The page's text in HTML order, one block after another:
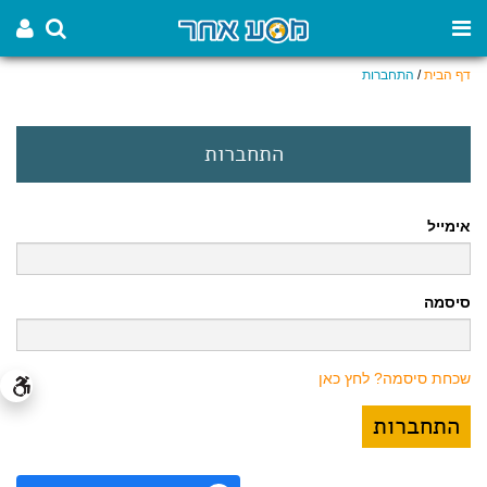
דף הבית/ התחברות
התחברות
אימייל
סיסמה
שכחת סיסמה? לחץ כאן